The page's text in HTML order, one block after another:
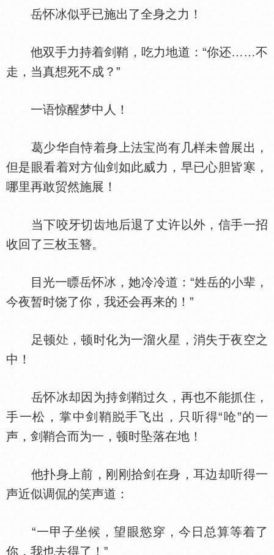
岳怀冰似乎已施出了全身之力！
他双手力持着剑鞘，吃力地道：“你还……不
走，当真想死不成？”
一语惊醒梦中人！
葛少华自恃着身上法宝尚有几样未曾展出，
但是眼看着对方仙剑如此威力，早已心胆皆寒，
哪里再敢贸然施展！
当下咬牙切齿地后退了丈许以外，信手一招
收回了三枚玉簪。
目光一瞟岳怀冰，她冷冷道：“姓岳的小辈，
今夜暂时饶了你，我还会再来的！”
足顿
，顿时化为一溜火星，消失于夜空之
中！
岳怀冰却因为持剑鞘过久，再也不能抓住，
手一松，掌中剑鞘
手飞出，只听得“呛”的一
声，剑鞘合而为一，顿时坠落在地！
他扑身上前，刚刚拾剑在身，耳边却听得一
声近似调侃的笑声道：
“一甲子坐候，望眼慾穿，今日总算等着了
你，我也去得了！”